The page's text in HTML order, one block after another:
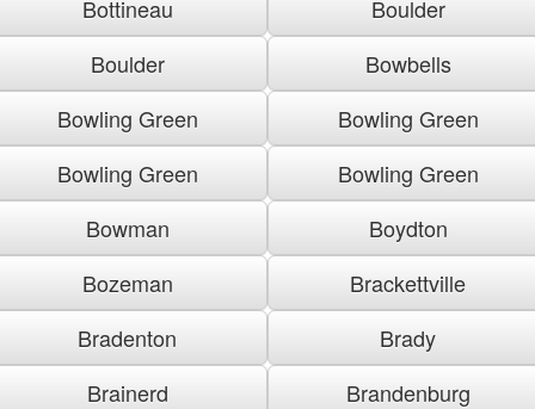
Bottineau
Boulder
Boulder
Bowbells
Bowling Green
Bowling Green
Bowling Green
Bowling Green
Bowman
Boydton
Bozeman
Brackettville
Bradenton
Brady
Brainerd
Brandenburg